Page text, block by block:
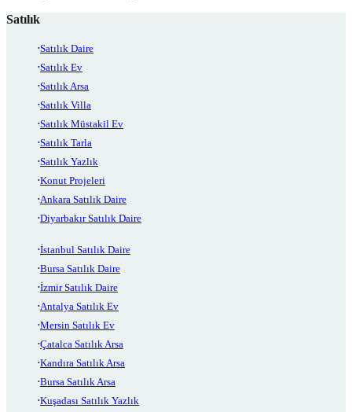
Satılık
Satılık Daire
Satılık Ev
Satılık Arsa
Satılık Villa
Satılık Müstakil Ev
Satılık Tarla
Satılık Yazlık
Konut Projeleri
Ankara Satılık Daire
Diyarbakır Satılık Daire
İstanbul Satılık Daire
Bursa Satılık Daire
İzmir Satılık Daire
Antalya Satılık Ev
Mersin Satılık Ev
Çatalca Satılık Arsa
Kandıra Satılık Arsa
Bursa Satılık Arsa
Kuşadası Satılık Yazlık